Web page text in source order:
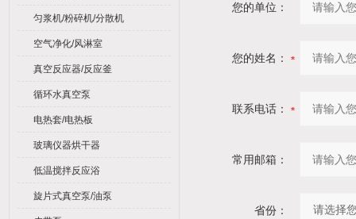
匀浆机/粉碎机/分散机
空气净化/风淋室
真空反应器/反应釜
循环水真空泵
电热套/电热板
玻璃仪器烘干器
低温搅拌反应浴
旋片式真空泵/油泵
您的单位：
您的姓名：
联系电话：
常用邮箱：
省份：